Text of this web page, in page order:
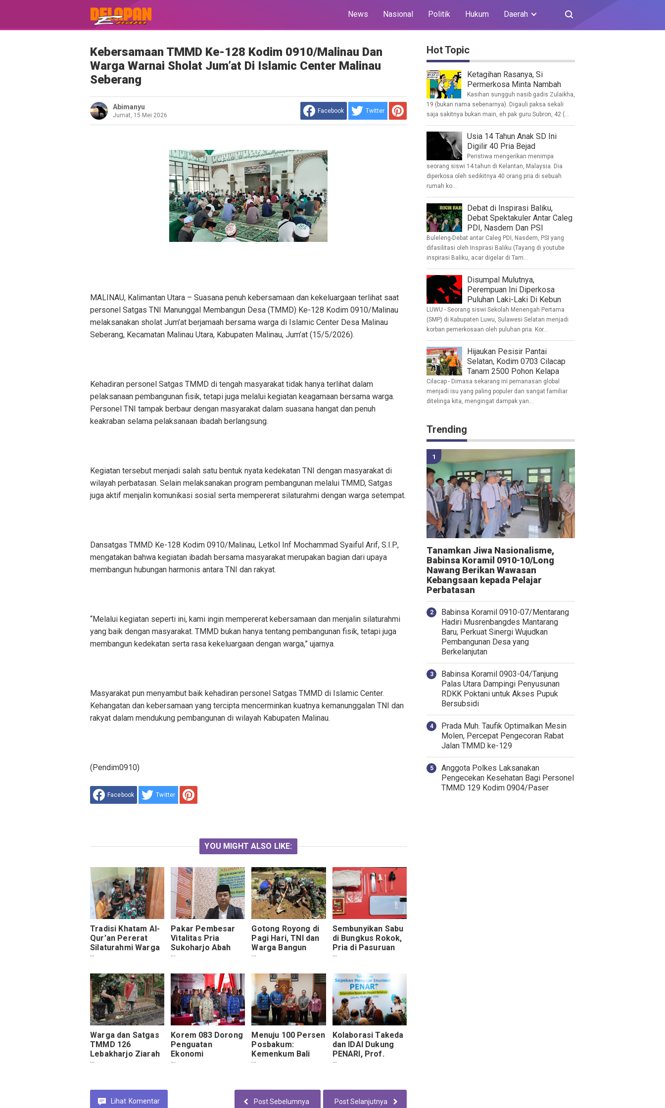
News Nasional Politik Hukum Daerah
Kebersamaan TMMD Ke-128 Kodim 0910/Malinau Dan
Warga Warnai Sholat Jum’at Di Islamic Center Malinau
Seberang
Abimanyu
Jumat, 15 Mei 2026
Facebook Twitter
MALINAU, Kalimantan Utara – Suasana penuh kebersamaan dan kekeluargaan terlihat saat
personel Satgas TNI Manunggal Membangun Desa (TMMD) Ke-128 Kodim 0910/Malinau
melaksanakan sholat Jum’at berjamaah bersama warga di Islamic Center Desa Malinau
Seberang, Kecamatan Malinau Utara, Kabupaten Malinau, Jum’at (15/5/2026).
Kehadiran personel Satgas TMMD di tengah masyarakat tidak hanya terlihat dalam
pelaksanaan pembangunan fisik, tetapi juga melalui kegiatan keagamaan bersama warga.
Personel TNI tampak berbaur dengan masyarakat dalam suasana hangat dan penuh
keakraban selama pelaksanaan ibadah berlangsung.
Kegiatan tersebut menjadi salah satu bentuk nyata kedekatan TNI dengan masyarakat di
wilayah perbatasan. Selain melaksanakan program pembangunan melalui TMMD, Satgas
juga aktif menjalin komunikasi sosial serta mempererat silaturahmi dengan warga setempat.
Dansatgas TMMD Ke-128 Kodim 0910/Malinau, Letkol Inf Mochammad Syaiful Arif, S.I.P.,
mengatakan bahwa kegiatan ibadah bersama masyarakat merupakan bagian dari upaya
membangun hubungan harmonis antara TNI dan rakyat.
“Melalui kegiatan seperti ini, kami ingin mempererat kebersamaan dan menjalin silaturahmi
yang baik dengan masyarakat. TMMD bukan hanya tentang pembangunan fisik, tetapi juga
membangun kedekatan serta rasa kekeluargaan dengan warga,” ujarnya.
Masyarakat pun menyambut baik kehadiran personel Satgas TMMD di Islamic Center.
Kehangatan dan kebersamaan yang tercipta mencerminkan kuatnya kemanunggalan TNI dan
rakyat dalam mendukung pembangunan di wilayah Kabupaten Malinau.
(Pendim0910)
Facebook Twitter
YOU MIGHT ALSO LIKE:
Tradisi Khatam Al-
Qur’an Pererat
Silaturahmi Warga
dan Satgas TMMD
Pakar Pembesar
Vitalitas Pria
Sukoharjo Abah
Abdulazis Atasi
Gotong Royong di
Pagi Hari, TNI dan
Warga Bangun
Ketahanan Alam
Sembunyikan Sabu
di Bungkus Rokok,
Pria di Pasuruan
Diciduk Polisi Saat
Warung
Warga dan Satgas
TMMD 126
Lebakharjo Ziarah
ke Makam Pelopor
Korem 083 Dorong
Penguatan
Ekonomi
Masyarakat Lewat
Menuju 100 Persen
Posbakum:
Kemenkum Bali
Dorong Badung
Nasional
Kolaborasi Takeda
dan IDAI Dukung
PENARI, Prof.
Hartono: Imunisasi
Perlindungan
Nyawa
Lihat Komentar Post Selanjutnya
Post Sebelumnya
Hot Topic
Ketagihan Rasanya, Si
Permerkosa Minta Nambah
Kasihan sungguh nasib gadis Zulaikha,
19 (bukan nama sebenarnya). Digauli paksa sekali
saja sakitnya bukan main, eh pak guru Subron, 42 (...
Usia 14 Tahun Anak SD Ini
Digilir 40 Pria Bejad
Peristiwa mengerikan menimpa
seorang siswi 14 tahun di Kelantan, Malaysia. Dia
diperkosa oleh sedikitnya 40 orang pria di sebuah
rumah ko...
Debat di Inspirasi Baliku,
Debat Spektakuler Antar Caleg
PDI, Nasdem Dan PSI
Buleleng-Debat antar Caleg PDI, Nasdem, PSI yang
difasilitasi oleh Inspirasi Baliku (Tayang di youtube
inspirasi Baliku, acar digelar di Tam...
Disumpal Mulutnya,
Perempuan Ini Diperkosa
Puluhan Laki-Laki Di Kebun
LUWU - Seorang siswi Sekolah Menengah Pertama
(SMP) di Kabupaten Luwu, Sulawesi Selatan menjadi
korban pemerkosaan oleh puluhan pria. Kor...
Hijaukan Pesisir Pantai
Selatan, Kodim 0703 Cilacap
Tanam 2500 Pohon Kelapa
Cilacap - Dimasa sekarang ini pemanasan global
menjadi isu yang paling populer dan sangat familiar
ditelinga kita, mengingat dampak yan...
Trending
Tanamkan Jiwa Nasionalisme,
Babinsa Koramil 0910-10/Long
Nawang Berikan Wawasan
Kebangsaan kepada Pelajar
Perbatasan
Babinsa Koramil 0910-07/Mentarang
Hadiri Musrenbangdes Mantarang
Baru, Perkuat Sinergi Wujudkan
Pembangunan Desa yang
Berkelanjutan
‎Babinsa Koramil 0903-04/Tanjung
Palas Utara Dampingi Penyusunan
RDKK Poktani untuk Akses Pupuk
Bersubsidi
Prada Muh. Taufik Optimalkan Mesin
Molen, Percepat Pengecoran Rabat
Jalan TMMD ke-129
Anggota Polkes Laksanakan
Pengecekan Kesehatan Bagi Personel
TMMD 129 Kodim 0904/Paser